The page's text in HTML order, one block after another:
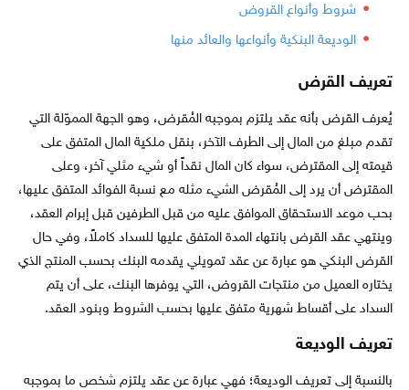
شروط وأنواع القروض
الوديعة البنكية وأنواعها والعائد منها
تعريف القرض
يُعرف القرض بأنه عقد يلتزم بموجبه المُقرض، وهو الجهة المموّلة التي
تقدم مبلغ من المال إلى الطرف الآخر، بنقل ملكية المال المتفق على
قيمته إلى المقترض، سواء كان المال نقداً أو شيء مثلي آخر، وعلى
المقترض أن يرد إلى المُقرض الشيء مثله مع نسبة الفوائد المتفق عليها،
بحب موعد الاستحقاق الموافق عليه من قبل الطرفين قبل إبرام العقد،
وينتهي عقد القرض بانتهاء المدة المتفق عليها للسداد كاملاً، وفي حال
القرض البنكي هو عبارة عن عقد تمويلي يقدمه البنك بحسب المنتج الذي
يختاره العميل من منتجات القروض، التي يوفرها البنك، على أن يتم
السداد على أقساط شهرية متفق عليها بحسب الشروط وبنود العقد.
تعريف الوديعة
بالنسبة إلى تعريف الوديعة؛ فهي عبارة عن عقد يلتزم شخص ما بموجبه